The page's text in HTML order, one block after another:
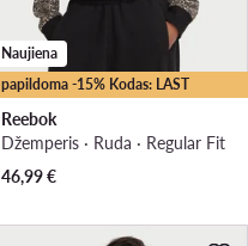
papildoma -15% Kodas: LAST
Naujiena
Reebok
Džemperis · Ruda · Regular Fit
46,99€